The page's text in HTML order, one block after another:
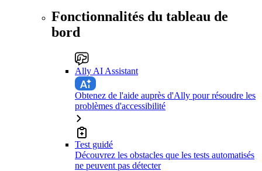
Fonctionnalités du tableau de
bord
Ally AI Assistant
Obtenez de l'aide auprès d'Ally pour résoudre les
problèmes d'accessibilité
Test guidé
Découvrez les obstacles que les tests automatisés
ne peuvent pas détecter